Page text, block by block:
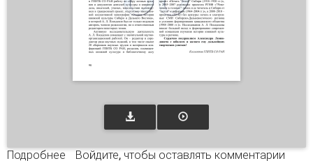
Подробнее о ЮБИЛЕЙ ИСТОРИКА-КНИГОВЕДА
Войдите, чтобы оставлять комментарии